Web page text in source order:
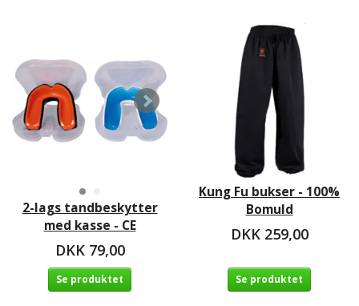
2-lags tandbeskytter
med kasse - CE
DKK 79,00
Se produktet
Kung Fu bukser - 100%
Bomuld
DKK 259,00
Se produktet